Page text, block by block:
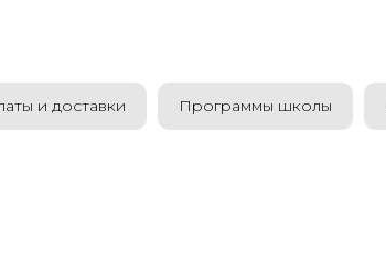
и доставки Программы школы